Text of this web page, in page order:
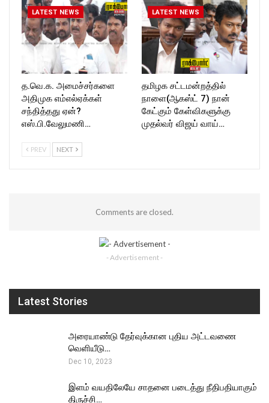
LATEST NEWS
த.வெ.க. அமைச்சர்களை
அதிமுக எம்எல்ஏக்கள்
சந்தித்தது ஏன்?
எஸ்.பி.வேலுமணி…
LATEST NEWS
தமிழக சட்டமன்றத்தில்
நாளை(ஆகஸ்ட் 7) நான்
கேட்கும் கேள்விகளுக்கு
முதல்வர் விஜய் வாய்…
PREV NEXT
Comments are closed.
- Advertisement -
Latest Stories
அரையாண்டு தேர்வுக்கான புதிய அட்டவணை
வெளியீடு…
Dec 10, 2023
இளம் வயதிலேயே சாதனை படைத்து நீதிபதியாகும்
திருச்சி…